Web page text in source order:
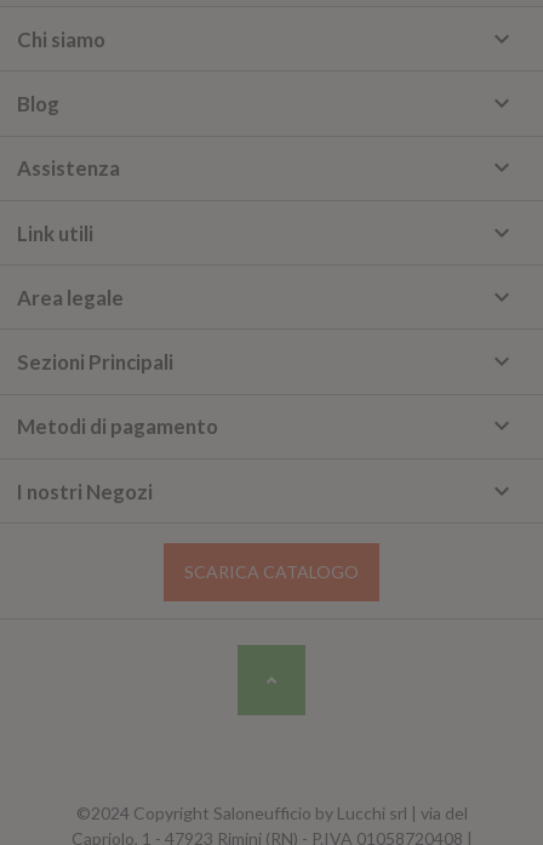
Chi siamo keyboard_arrow_down
Blog keyboard_arrow_down
Assistenza keyboard_arrow_down
Link utili keyboard_arrow_down
Area legale keyboard_arrow_down
Sezioni Principali keyboard_arrow_down
Metodi di pagamento keyboard_arrow_down
I nostri Negozi keyboard_arrow_down
SCARICA CATALOGO
©2024 Copyright Saloneufficio by Lucchi srl | via del
Capriolo, 1 - 47923 Rimini (RN) - P.IVA 01058720408 |